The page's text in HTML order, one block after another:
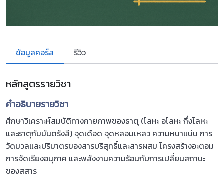
ข้อมูลคอร์ส รีวิว
หลักสูตรรายวิชา
คำอธิบายรายวิชา
ศึกษาวิเคราะห์สมบัติทางกายภาพของธาตุ (โลหะ อโลหะ กึ่งโลหะ
และธาตุกัมมันตรังสี) จุดเดือด จุดหลอมเหลว ความหนาแน่น การ
วัดมวลและปริมาตรของสารบริสุทธิ์และสารผสม โครงสร้างอะตอม
การจัดเรียงอนุภาค และพลังงานความร้อนกับการเปลี่ยนสถานะ
ของสสาร